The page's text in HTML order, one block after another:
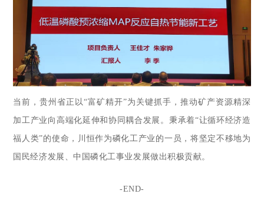
当前，贵州省正以“富矿精开”为关键抓手，推动矿产资源精深
加工产业向高端化延伸和协同耦合发展 。 秉承着“让循环经济造
福人类”的使命，川恒作为磷化工产业的一员，将坚定不移地为
国民经济发展、中国磷化工事业发展做出积极贡献。
-END-